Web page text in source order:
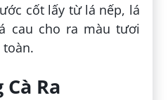
cốt lấy từ lá nếp, lá
cau cho ra màu tươi
Ra